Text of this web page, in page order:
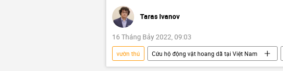
Taras Ivanov
16 Tháng Bảy 2022, 09:03
vườn thú Cứu hộ động vật hoang dã tại Việt Nam
Vingroup
bảo vệ